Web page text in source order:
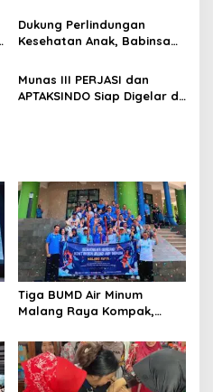
Tapi Juga Prestasi
Dukung Perlindungan
Kesehatan Anak, Babinsa
Imunisasi 2026
Munas III PERJASI dan
APTAKSINDO Siap Digelar di
Tiga BUMD Air Minum
Malang Raya Kompak,
Tapi Juga Prestasi